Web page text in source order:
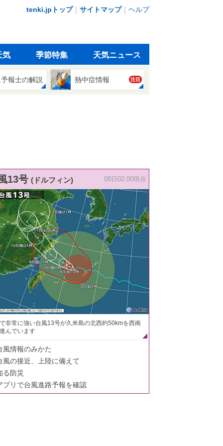
tenki.jpトップ｜ サイトマップ｜ ヘルプ
気 季節特集 天気ニュース
報士の解説 熱中症情報 注目
13号 (ドルフィン) 08日02:00現在
非常に強い台風13号が久米島の北西約50kmを西南
んでいます
風情報のみかた
風の接近、上陸に備えて
る防災
プリで台風進路予報を確認